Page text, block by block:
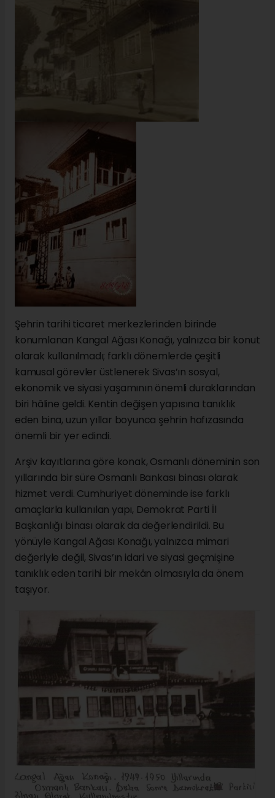
Şehrin tarihi ticaret merkezlerinden birinde
konumlanan Kangal Ağası Konağı, yalnızca bir konut
olarak kullanılmadı; farklı dönemlerde çeşitli
kamusal görevler üstlenerek Sivas’ın sosyal,
ekonomik ve siyasi yaşamının önemli duraklarından
biri hâline geldi. Kentin değişen yapısına tanıklık
eden bina, uzun yıllar boyunca şehrin hafızasında
önemli bir yer edindi.
Arşiv kayıtlarına göre konak, Osmanlı döneminin son
yıllarında bir süre Osmanlı Bankası binası olarak
hizmet verdi. Cumhuriyet döneminde ise farklı
amaçlarla kullanılan yapı, Demokrat Parti İl
Başkanlığı binası olarak da değerlendirildi. Bu
yönüyle Kangal Ağası Konağı, yalnızca mimari
değeriyle değil, Sivas’ın idari ve siyasi geçmişine
tanıklık eden tarihi bir mekân olmasıyla da önem
taşıyor.